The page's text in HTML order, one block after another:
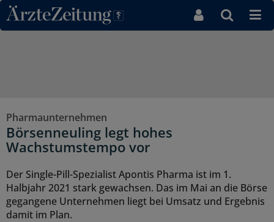
Direkt zum Inhaltsbereich
Pharmaunternehmen
Börsenneuling legt hohes
Wachstumstempo vor
Der Single-Pill-Spezialist Apontis Pharma ist im 1.
Halbjahr 2021 stark gewachsen. Das im Mai an die Börse
gegangene Unternehmen liegt bei Umsatz und Ergebnis
damit im Plan.